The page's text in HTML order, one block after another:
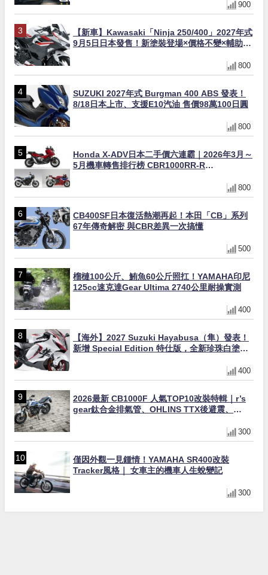
900
【新車】Kawasaki「Ninja 250/400」2027年式
9月5日日本發售！新塗裝登場×價格不變×輔助滑
800
SUZUKI 2027年式 Burgman 400 ABS 發表！
8/18日本上市、支援E10汽油 售價98萬100日圓
800
Honda X-ADV日本二手價六連霸｜2026年3月～
5月機車轉售排行榜 CBR1000RR-R
800
CB400SF日本復活熱潮再起！本田「CB」系列
67年傳奇解密 與CBR差異一次搞懂
500
榴槤100公斤、鮪魚60公斤照扛！YAMAHA印尼
125cc速克達Gear Ultima 2740公里耐操實測
400
【海外】2027 Suzuki Hayabusa（隼）發表！
新增 Special Edition 特仕版，全新珍珠白塗裝
400
2026最新 CB1000F 人氣TOP10改裝特輯｜r’s
gear鈦合金排氣管、OHLINS TTX後避震、
300
僅因外觀一見鍾情！YAMAHA SR400改裝
Tracker風格｜ 女車主的機車人生蛻變記
300